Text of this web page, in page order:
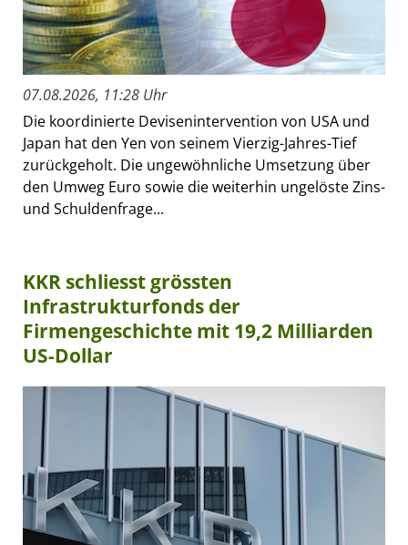
07.08.2026, 11:28 Uhr
Die koordinierte Devisenintervention von USA und
Japan hat den Yen von seinem Vierzig-Jahres-Tief
zurückgeholt. Die ungewöhnliche Umsetzung über
den Umweg Euro sowie die weiterhin ungelöste Zins-
und Schuldenfrage...
KKR schliesst grössten
Infrastrukturfonds der
Firmengeschichte mit 19,2 Milliarden
US-Dollar